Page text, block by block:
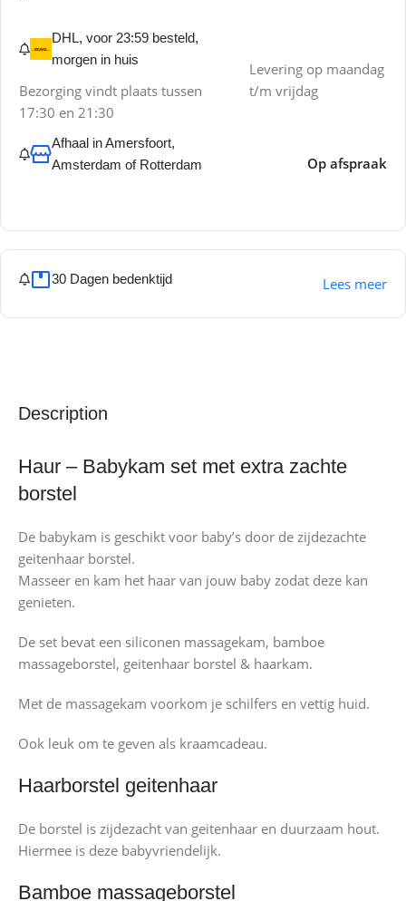
DHL, voor 23:59 besteld,
morgen in huis
Bezorging vindt plaats tussen
17:30 en 21:30
Levering op maandag
t/m vrijdag
Afhaal in Amersfoort,
Amsterdam of Rotterdam
Op afspraak
30 Dagen bedenktijd Lees meer
Description
Haur – Babykam set met extra zachte
borstel
De babykam is geschikt voor baby’s door de zijdezachte
geitenhaar borstel.
Masseer en kam het haar van jouw baby zodat deze kan
genieten.
De set bevat een siliconen massagekam, bamboe
massageborstel, geitenhaar borstel & haarkam.
Met de massagekam voorkom je schilfers en vettig huid.
Ook leuk om te geven als kraamcadeau.
Haarborstel geitenhaar
De borstel is zijdezacht van geitenhaar en duurzaam hout.
Hiermee is deze babyvriendelijk.
Bamboe massageborstel